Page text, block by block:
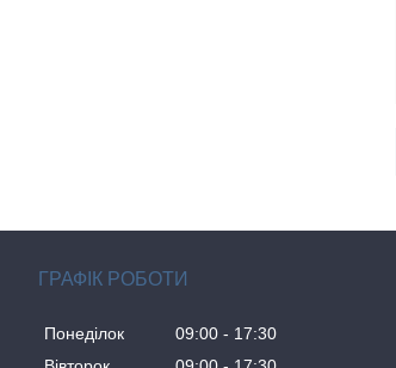
ГРАФІК РОБОТИ
Понеділок 09:00
17:30